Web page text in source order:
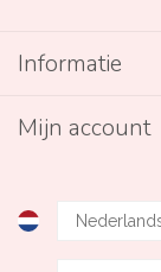
Informatie
Mijn account